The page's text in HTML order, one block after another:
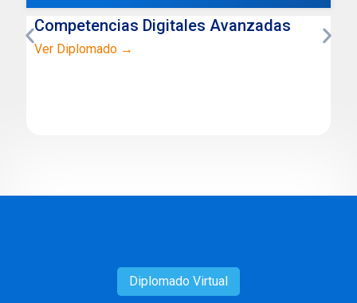
Competencias Digitales Avanzadas
Ver Diplomado →
Diplomado Virtual